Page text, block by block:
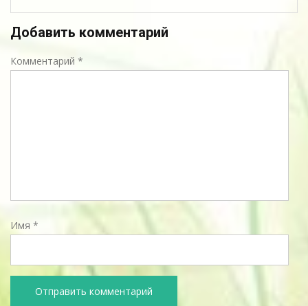
Добавить комментарий
Комментарий *
Имя *